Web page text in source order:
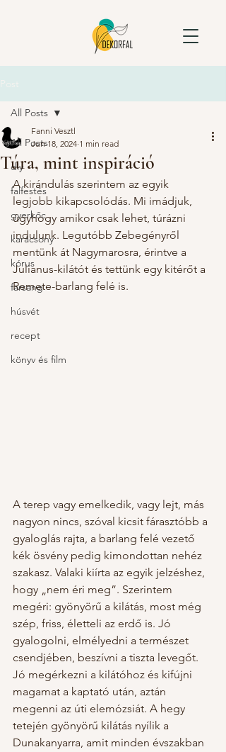
All Posts
diy
falfestés
gyerkőc
karácsony
kórus
farsang
húsvét
recept
könyv és film
All Posts
Túra, mint inspiráció
Fanni Vesztl
Jun 18, 2024 1 min read
A kirándulás szerintem az egyik
legjobb kikapcsolódás. Mi imádjuk,
úgyhogy amikor csak lehet, túrázni
indulunk. Legutóbb Zebegényről
mentünk át Nagymarosra, érintve a
Julianus-kilátót és tettünk egy kitérőt a
Remete-barlang felé is.
A terep vagy emelkedik, vagy lejt, más
nagyon nincs, szóval kicsit fárasztóbb a
gyaloglás rajta, a barlang felé vezető
kék ösvény pedig kimondottan nehéz
szakasz. Valaki kiírta az egyik jelzéshez,
hogy „nem éri meg”. Szerintem
megéri: gyönyörű a kilátás, most még
szép, friss, életteli az erdő is. Jó
gyalogolni, elmélyedni a természet
csendjében, beszívni a tiszta levegőt.
Jó megérkezni a kilátóhoz és kifújni
magamat a kaptató után, aztán
megenni az úti elemózsiát. A hegy
tetején gyönyörű kilátás nyílik a
Dunakanyarra, amit minden évszakban